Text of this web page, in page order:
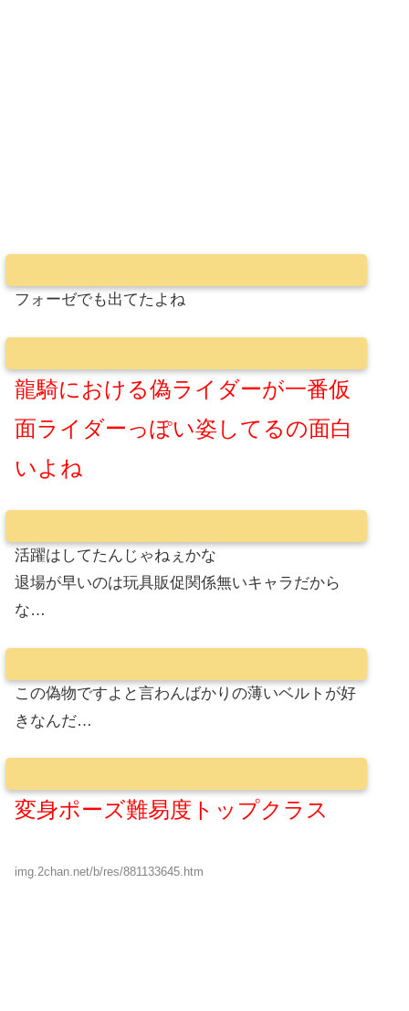
フォーゼでも出てたよね
龍騎における偽ライダーが一番仮
面ライダーっぽい姿してるの面白
いよね
活躍はしてたんじゃねぇかな
退場が早いのは玩具販促関係無いキャラだから
な…
この偽物ですよと言わんばかりの薄いベルトが好
きなんだ…
変身ポーズ難易度トップクラス
img.2chan.net/b/res/881133645.htm